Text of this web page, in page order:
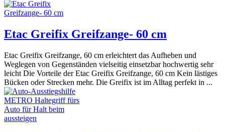
Etac Greifix Greifzange- 60 cm
Etac Greifix Greifzange, 60 cm erleichtert das Aufheben und
Weglegen von Gegenständen vielseitig einsetzbar hochwertig sehr
leicht Die Vorteile der Etac Greifix Greifzange, 60 cm Kein lästiges
Bücken oder Strecken mehr. Die Greifix ist im Alltag perfekt in ...